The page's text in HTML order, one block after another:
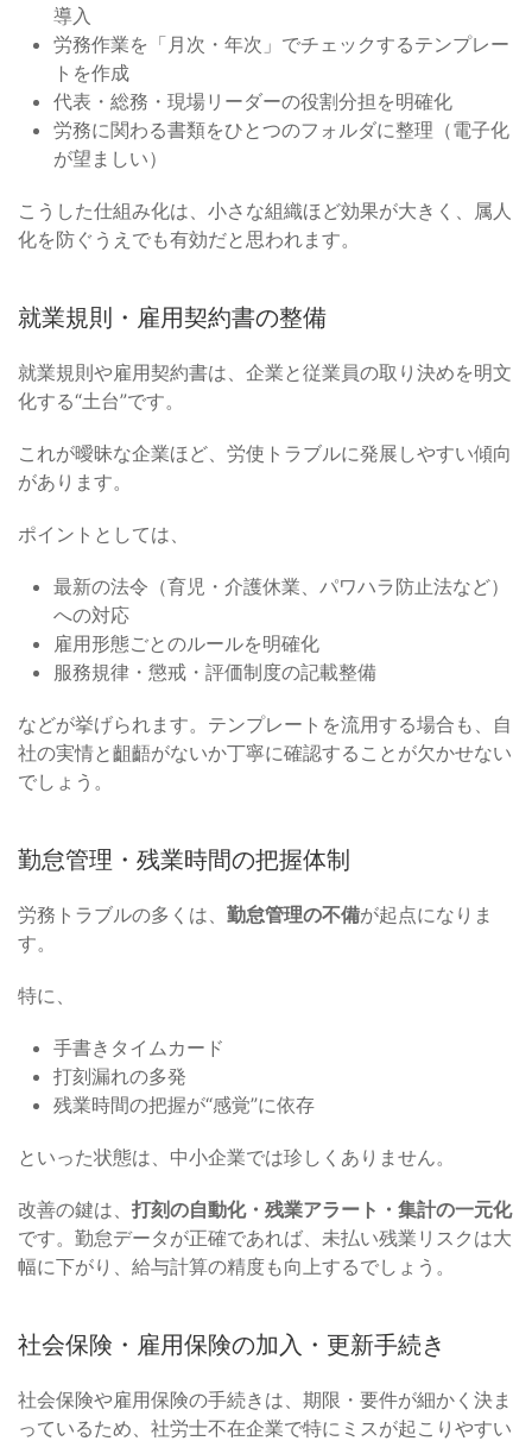
導入
労務作業を「月次・年次」でチェックするテンプレー
トを作成
代表・総務・現場リーダーの役割分担を明確化
労務に関わる書類をひとつのフォルダに整理（電子化
が望ましい）
こうした仕組み化は、小さな組織ほど効果が大きく、属人
化を防ぐうえでも有効だと思われます。
就業規則・雇用契約書の整備
就業規則や雇用契約書は、企業と従業員の取り決めを明文
化する“土台”です。
これが曖昧な企業ほど、労使トラブルに発展しやすい傾向
があります。
ポイントとしては、
最新の法令（育児・介護休業、パワハラ防止法など）
への対応
雇用形態ごとのルールを明確化
服務規律・懲戒・評価制度の記載整備
などが挙げられます。テンプレートを流用する場合も、自
社の実情と齟齬がないか丁寧に確認することが欠かせない
でしょう。
勤怠管理・残業時間の把握体制
労務トラブルの多くは、 勤怠管理の不備が起点になりま
す。
特に、
手書きタイムカード
打刻漏れの多発
残業時間の把握が“感覚”に依存
といった状態は、中小企業では珍しくありません。
改善の鍵は、 打刻の自動化・残業アラート・集計の一元化
です。勤怠データが正確であれば、未払い残業リスクは大
幅に下がり、給与計算の精度も向上するでしょう。
社会保険・雇用保険の加入・更新手続き
社会保険や雇用保険の手続きは、期限・要件が細かく決ま
っているため、社労士不在企業で特にミスが起こりやすい